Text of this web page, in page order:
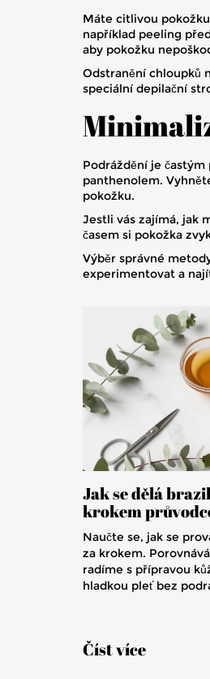
Máte citlivou
například peeling
aby pokožku
Odstranění chloupků
speciální depilační
Podráždění je
panthenolem.
pokožku.
Jestli vás zajímá, jak
časem si pokožka
Výběr správné
experimentovat a
Jak se dělá
krokem
Naučte se, jak se
za krokem.
radíme s přípravou
hladkou pleť bez
Číst více